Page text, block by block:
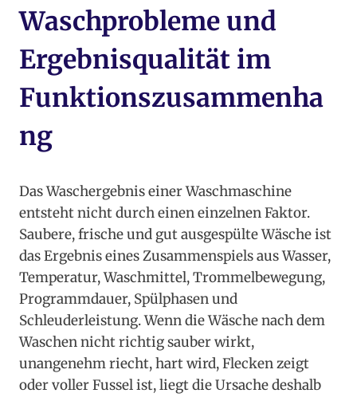
Waschprobleme und
Ergebnisqualität im
Funktionszusammenha
ng
Das Waschergebnis einer Waschmaschine
entsteht nicht durch einen einzelnen Faktor.
Saubere, frische und gut ausgespülte Wäsche ist
das Ergebnis eines Zusammenspiels aus Wasser,
Temperatur, Waschmittel, Trommelbewegung,
Programmdauer, Spülphasen und
Schleuderleistung. Wenn die Wäsche nach dem
Waschen nicht richtig sauber wirkt,
unangenehm riecht, hart wird, Flecken zeigt
oder voller Fussel ist, liegt die Ursache deshalb